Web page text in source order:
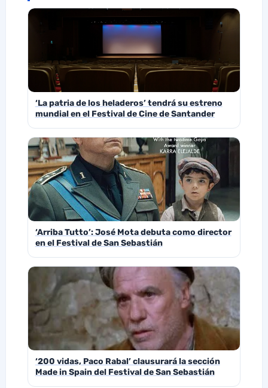
‘La patria de los heladeros’ tendrá su estreno
mundial en el Festival de Cine de Santander
‘Arriba Tutto’: José Mota debuta como director
en el Festival de San Sebastián
‘200 vidas, Paco Rabal’ clausurará la sección
Made in Spain del Festival de San Sebastián